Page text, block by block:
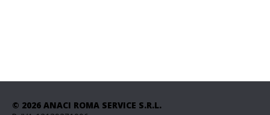
© 2026 ANACI ROMA SERVICE S.R.L.